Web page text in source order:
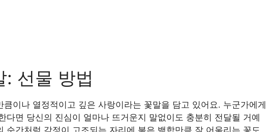
: 선물 방법
이나 열정적이고 깊은 사랑이라는 꽃말을 담고 있어요. 누군가에게
다면 당신의 진심이 얼마나 뜨거운지 말없이도 충분히 전달될 거예
순간처럼 감정이 고조되는 자리에 붉은 백합만큼 잘 어울리는 꽃도